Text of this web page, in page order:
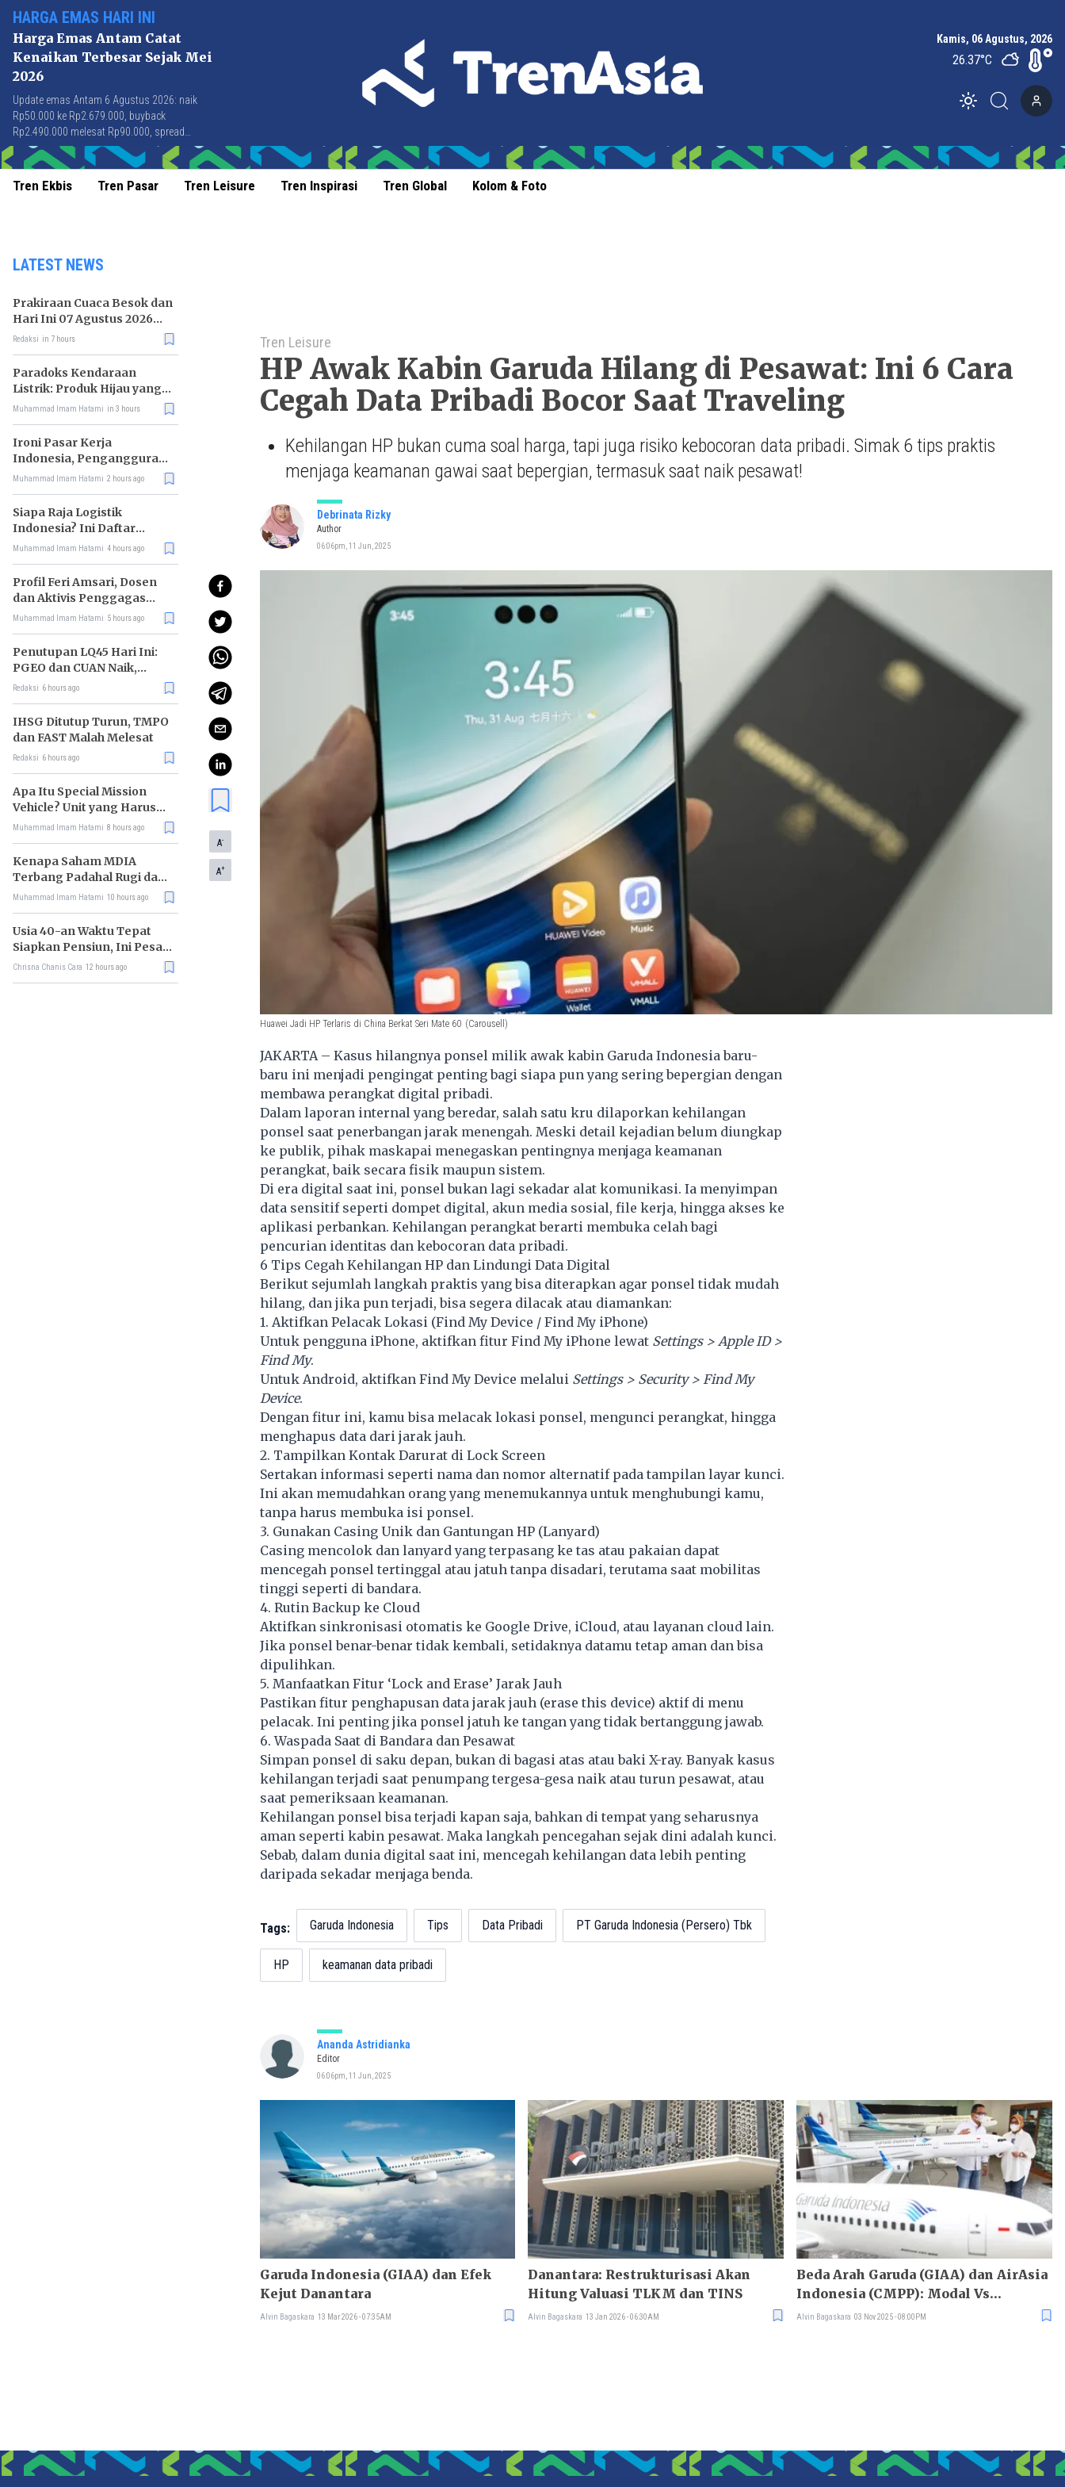
HARGA EMAS HARI INI
Harga Emas Antam Catat
Kenaikan Terbesar Sejak Mei
2026
Update emas Antam 6 Agustus 2026: naik
Rp50.000 ke Rp2.679.000, buyback
Rp2.490.000 melesat Rp90.000, spread
Rp189.000 tersempit sejak awal April 2026.
Kamis, 06 Agustus, 2026
26.37°C
Toggle theme
Tren Ekbis Tren Pasar Tren Leisure Tren Inspirasi Tren Global Kolom & Foto
LATEST NEWS
Prakiraan Cuaca Besok dan
Hari Ini 07 Agustus 2026
untuk Wilayah DKI Jakarta
Redaksi in 7 hours
Paradoks Kendaraan
Listrik: Produk Hijau yang
Ancam Hutan Tropis
Muhammad Imam Hatami in 3 hours
Ironi Pasar Kerja
Indonesia, Pengangguran
Didominasi Lulusan SMK
Muhammad Imam Hatami 2 hours ago
Siapa Raja Logistik
Indonesia? Ini Daftar
Pemimpin Pasarnya
Muhammad Imam Hatami 4 hours ago
Profil Feri Amsari, Dosen
dan Aktivis Penggagas
Kabinet Bayangan
Muhammad Imam Hatami 5 hours ago
Penutupan LQ45 Hari Ini:
PGEO dan CUAN Naik,
MBMA Turun
Redaksi 6 hours ago
IHSG Ditutup Turun, TMPO
dan FAST Malah Melesat
Redaksi 6 hours ago
Apa Itu Special Mission
Vehicle? Unit yang Harus
Bereskan Utang Whoosh
Muhammad Imam Hatami 8 hours ago
Kenapa Saham MDIA
Terbang Padahal Rugi dan
Terlilit Utang?
Muhammad Imam Hatami 10 hours ago
Usia 40-an Waktu Tepat
Siapkan Pensiun, Ini Pesan
Rhenald Kasali
Chrisna Chanis Cara 12 hours ago
A-
A+
Tren Leisure
HP Awak Kabin Garuda Hilang di Pesawat: Ini 6 Cara
Cegah Data Pribadi Bocor Saat Traveling
Kehilangan HP bukan cuma soal harga, tapi juga risiko kebocoran data pribadi. Simak 6 tips praktis
menjaga keamanan gawai saat bepergian, termasuk saat naik pesawat!
Debrinata Rizky
Author
06:06pm, 11 Jun, 2025
Huawei Jadi HP Terlaris di China Berkat Seri Mate 60 (Carousell)
JAKARTA – Kasus hilangnya ponsel milik awak kabin Garuda Indonesia baru-
baru ini menjadi pengingat penting bagi siapa pun yang sering bepergian dengan
membawa perangkat digital pribadi.
Dalam laporan internal yang beredar, salah satu kru dilaporkan kehilangan
ponsel saat penerbangan jarak menengah. Meski detail kejadian belum diungkap
ke publik, pihak maskapai menegaskan pentingnya menjaga keamanan
perangkat, baik secara fisik maupun sistem.
Di era digital saat ini, ponsel bukan lagi sekadar alat komunikasi. Ia menyimpan
data sensitif seperti dompet digital, akun media sosial, file kerja, hingga akses ke
aplikasi perbankan. Kehilangan perangkat berarti membuka celah bagi
pencurian identitas dan kebocoran data pribadi.
6 Tips Cegah Kehilangan HP dan Lindungi Data Digital
Berikut sejumlah langkah praktis yang bisa diterapkan agar ponsel tidak mudah
hilang, dan jika pun terjadi, bisa segera dilacak atau diamankan:
1. Aktifkan Pelacak Lokasi (Find My Device / Find My iPhone)
Untuk pengguna iPhone, aktifkan fitur Find My iPhone lewat Settings > Apple ID >
Find My.
Untuk Android, aktifkan Find My Device melalui Settings > Security > Find My
Device.
Dengan fitur ini, kamu bisa melacak lokasi ponsel, mengunci perangkat, hingga
menghapus data dari jarak jauh.
2. Tampilkan Kontak Darurat di Lock Screen
Sertakan informasi seperti nama dan nomor alternatif pada tampilan layar kunci.
Ini akan memudahkan orang yang menemukannya untuk menghubungi kamu,
tanpa harus membuka isi ponsel.
3. Gunakan Casing Unik dan Gantungan HP (Lanyard)
Casing mencolok dan lanyard yang terpasang ke tas atau pakaian dapat
mencegah ponsel tertinggal atau jatuh tanpa disadari, terutama saat mobilitas
tinggi seperti di bandara.
4. Rutin Backup ke Cloud
Aktifkan sinkronisasi otomatis ke Google Drive, iCloud, atau layanan cloud lain.
Jika ponsel benar-benar tidak kembali, setidaknya datamu tetap aman dan bisa
dipulihkan.
5. Manfaatkan Fitur ‘Lock and Erase’ Jarak Jauh
Pastikan fitur penghapusan data jarak jauh (erase this device) aktif di menu
pelacak. Ini penting jika ponsel jatuh ke tangan yang tidak bertanggung jawab.
6. Waspada Saat di Bandara dan Pesawat
Simpan ponsel di saku depan, bukan di bagasi atas atau baki X-ray. Banyak kasus
kehilangan terjadi saat penumpang tergesa-gesa naik atau turun pesawat, atau
saat pemeriksaan keamanan.
Kehilangan ponsel bisa terjadi kapan saja, bahkan di tempat yang seharusnya
aman seperti kabin pesawat. Maka langkah pencegahan sejak dini adalah kunci.
Sebab, dalam dunia digital saat ini, mencegah kehilangan data lebih penting
daripada sekadar menjaga benda.
Tags: Garuda Indonesia Tips Data Pribadi PT Garuda Indonesia (Persero) Tbk
HP keamanan data pribadi
Ananda Astridianka
Editor
06:06pm, 11 Jun, 2025
Garuda Indonesia (GIAA) dan Efek
Kejut Danantara
Alvin Bagaskara 13 Mar 2026 - 07:35AM
Danantara: Restrukturisasi Akan
Hitung Valuasi TLKM dan TINS
Alvin Bagaskara 13 Jan 2026 - 06:30AM
Beda Arah Garuda (GIAA) dan AirAsia
Indonesia (CMPP): Modal Vs
Ekspansi Rute
Alvin Bagaskara 03 Nov 2025 - 08:00PM